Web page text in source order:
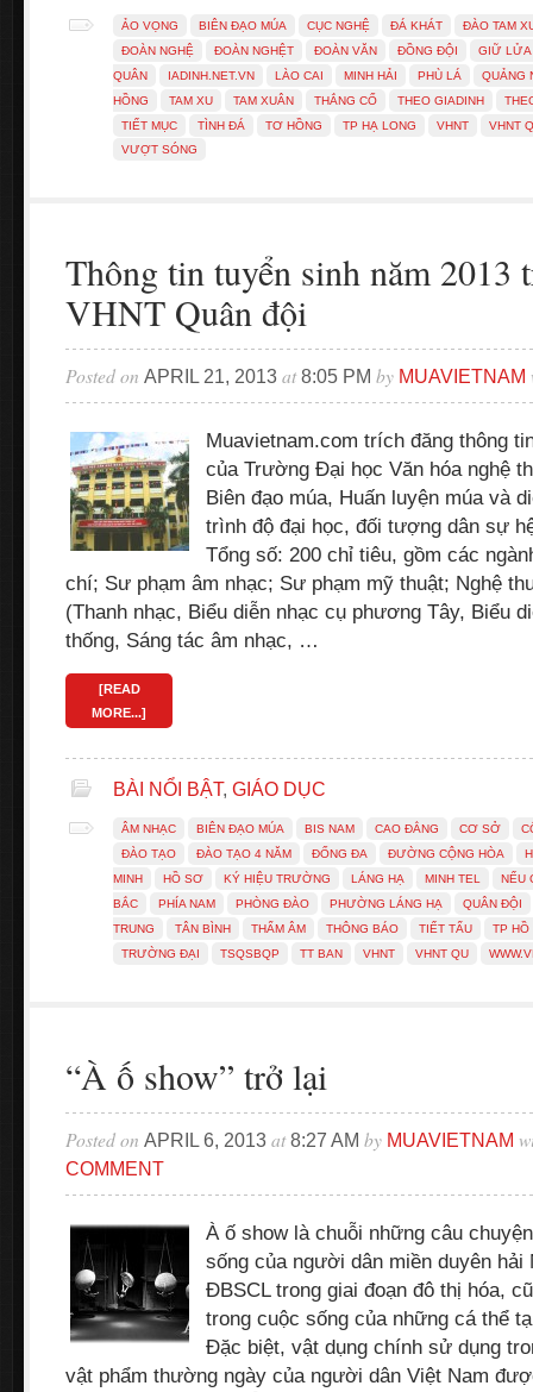
ẢO VỌNG BIÊN ĐẠO MÚA CỤC NGHỆ ĐÁ KHÁT
ĐÀO TAM
ĐOÀN NGHỆ
ĐOÀN NGHỆT ĐOÀN VĂN ĐỒNG ĐỘI
GIỮ LỬA
QUÂN
IADINH.NET.VN LÀO CAI MINH HẢI PHÙ LÁ
QUẢNG
HỒNG
TAM XU TAM XUÂN THẮNG CỐ THEO GIADINH
TIẾT MỤC
TÌNH ĐÁ TƠ HỒNG TP HẠ LONG VHNT
VHNT
VƯỢT SÓNG
Thông tin tuyển sinh năm 2013
VHNT Quân đội
Posted on APRIL 21, 2013 at8:05 PM by MUAVIETNAM
Muavietnam.com trích đăng thông
của Trường Đại học Văn hóa nghệ
Biên đạo múa, Huấn luyện múa và
trình độ đại học, đối tượng dân sự
Tổng số: 200 chỉ tiêu, gồm các
chí; Sư phạm âm nhạc; Sư phạm mỹ thuật; Nghệ
(Thanh nhạc, Biểu diễn nhạc cụ phương Tây, Biểu
thống, Sáng tác âm nhạc, …
[READ
MORE...]
BÀI NỔI BẬT, GIÁO DỤC
ÂM NHẠC BIÊN ĐẠO MÚA BIS NAM CAO ĐẲNG CƠ SỞ
ĐÀO TẠO
ĐÀO TẠO 4 NĂM ĐỐNG ĐA ĐƯỜNG CỘNG HÒA
MINH
HỒ SƠ KÝ HIỆU TRƯỜNG LÁNG HẠ MINH TEL
NẾU
BẮC
PHÍA NAM PHÒNG ĐÀO PHƯỜNG LÁNG HẠ
QUÂN ĐỘI
TRUNG
TÂN BÌNH THẨM ÂM THÔNG BÁO TIẾT TẤU
TP HỒ
TRƯỜNG ĐẠI
TSQSBQP TT BAN VHNT VHNT QU
“À ố show” trở lại
Posted on APRIL 6, 2013 at8:27 AM by MUAVIETNAM
COMMENT
À ố show là chuỗi những câu
sống của người dân miền duyên hải
ĐBSCL trong giai đoạn đô thị hóa,
trong cuộc sống của những cá thể
Đặc biệt, vật dụng chính sử dụng
vật phẩm thường ngày của người dân Việt Nam